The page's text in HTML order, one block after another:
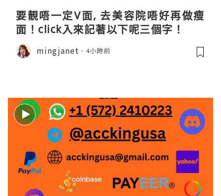
要靚唔一定V面, 去美容院唔好再做瘦
面！click入來記著以下呢三個字！
mingjanet 4小時前